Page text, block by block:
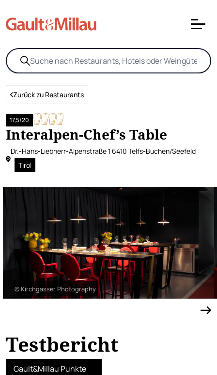
Zurück zu Restaurants
Interalpen-Chef’s Table
17,5/20
Dr.-Hans-Liebherr-Alpenstraße 1 6410 Telfs-Buchen/Seefeld
Tirol
© Kirchgasser Photography
Testbericht
Gault&Millau Punkte